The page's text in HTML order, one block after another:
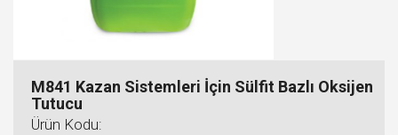
M841 Kazan Sistemleri İçin Sülfit Bazlı Oksijen
Tutucu
Ürün Kodu: